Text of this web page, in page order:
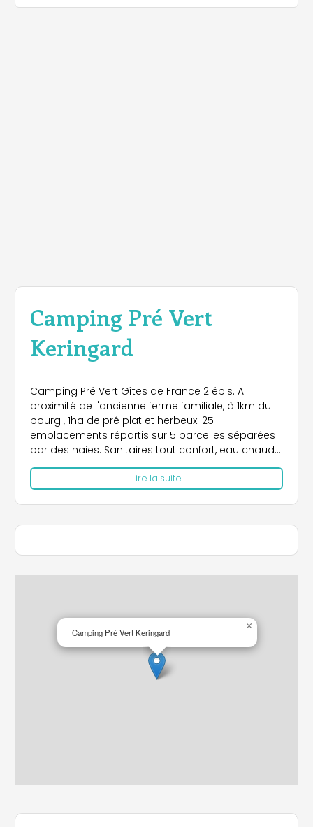
Camping Pré Vert
Keringard
Camping Pré Vert Gîtes de France 2 épis. A
proximité de l'ancienne ferme familiale, à 1km du
bourg , 1ha de pré plat et herbeux. 25
emplacements répartis sur 5 parcelles séparées
par des haies. Sanitaires tout confort, eau chaude,
branchements élect., abris. l.linge payant,
s.détente. Location de 4 mobiles homes. Ancienne
exploitation à 9km de la Pointe du Raz et 5km de
la réserve des oiseaux du Cap Sizun, dans le
cadre d'une mini-ferme, ce camping est un lieu
Lire la suite
Camping Pré Vert Keringard
×